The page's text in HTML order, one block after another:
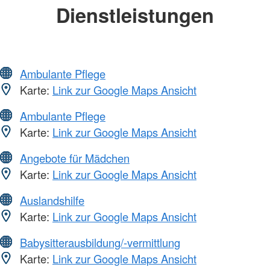
Dienstleistungen
Ambulante Pflege
Karte: Link zur Google Maps Ansicht
Ambulante Pflege
Karte: Link zur Google Maps Ansicht
Angebote für Mädchen
Karte: Link zur Google Maps Ansicht
Auslandshilfe
Karte: Link zur Google Maps Ansicht
Babysitterausbildung/-vermittlung
Karte: Link zur Google Maps Ansicht